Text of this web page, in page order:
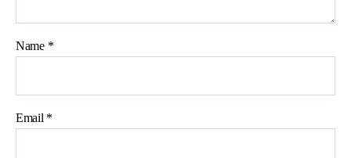
Name *
Email *